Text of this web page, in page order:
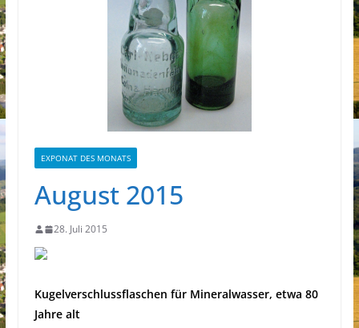
EXPONAT DES MONATS
August 2015
28. Juli 2015
Kugelverschlussflaschen für Mineralwasser, etwa 80
Jahre alt